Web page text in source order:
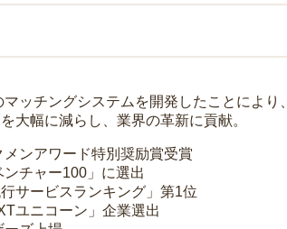
ッチングシステムを開発したことによ
大幅に減らし、業界の革新に貢献。
ンアワード特別奨励賞受賞
チャー100」に選出
サービスランキング」第1位
ユニコーン」企業選出